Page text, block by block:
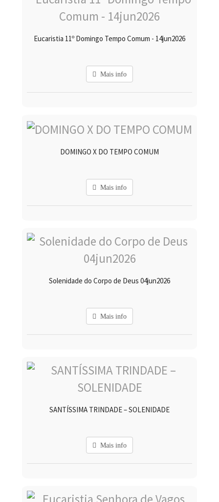
Eucaristia 11º Domingo Tempo Comum - 14jun2026
Mais info
DOMINGO X DO TEMPO COMUM
Mais info
Solenidade do Corpo de Deus 04jun2026
Mais info
SANTÍSSIMA TRINDADE – SOLENIDADE
Mais info